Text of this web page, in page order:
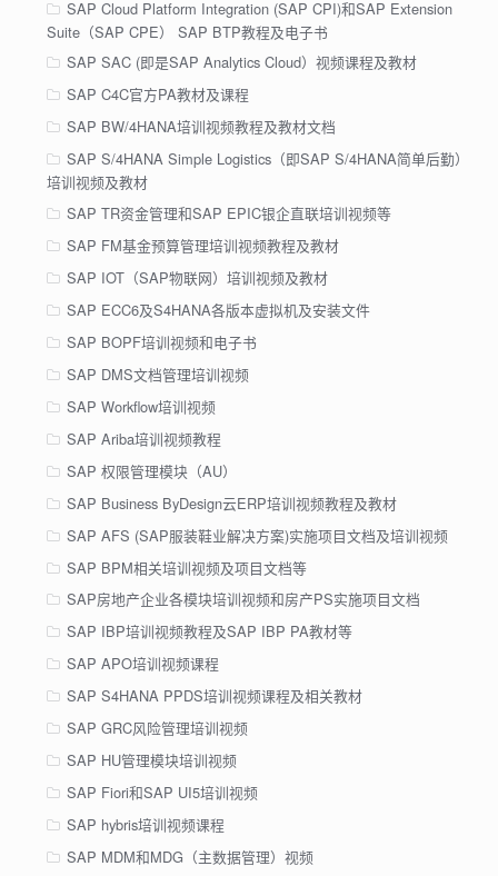
SAP Cloud Platform Integration (SAP CPI)和SAP Extension
Suite（SAP CPE） SAP BTP教程及电子书
SAP SAC (即是SAP Analytics Cloud）视频课程及教材
SAP C4C官方PA教材及课程
SAP BW/4HANA培训视频教程及教材文档
SAP S/4HANA Simple Logistics（即SAP S/4HANA简单后勤）
培训视频及教材
SAP TR资金管理和SAP EPIC银企直联培训视频等
SAP FM基金预算管理培训视频教程及教材
SAP IOT（SAP物联网）培训视频及教材
SAP ECC6及S4HANA各版本虚拟机及安装文件
SAP BOPF培训视频和电子书
SAP DMS文档管理培训视频
SAP Workflow培训视频
SAP Ariba培训视频教程
SAP 权限管理模块（AU）
SAP Business ByDesign云ERP培训视频教程及教材
SAP AFS (SAP服装鞋业解决方案)实施项目文档及培训视频
SAP BPM相关培训视频及项目文档等
SAP房地产企业各模块培训视频和房产PS实施项目文档
SAP IBP培训视频教程及SAP IBP PA教材等
SAP APO培训视频课程
SAP S4HANA PPDS培训视频课程及相关教材
SAP GRC风险管理培训视频
SAP HU管理模块培训视频
SAP Fiori和SAP UI5培训视频
SAP hybris培训视频课程
SAP MDM和MDG（主数据管理）视频